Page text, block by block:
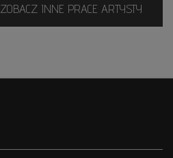
ZOBACZ INNE PRACE ARTYSTY